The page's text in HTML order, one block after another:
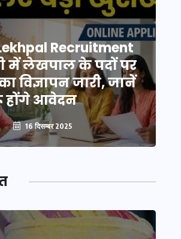
Recruitment
में लेखपाल के पदों पर
विज्ञापन जारी, जानें
आवेदन
16 दिसम्बर 2025